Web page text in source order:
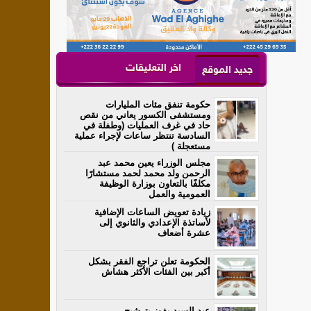
جديد الموقع اخر التعليقات
حكومة تنفق مئات المليارات
ومستشفى الكسور يعاني من نقص
حاد في غرف العمليات (وطفلة في
السادسة تنتظر ساعات لإجراء عملية
مستعجلة )
مجلس الوزراء يعين محمد عبد
الرحمن ولد محمد لحمد مستشارًا
مكلفًا بالتعاون بوزارة الوظيفة
العمومية والعمل
زيادة تعويض الساعات الإضافية
لأساتذة الإعدادي والثانوي إلى
عشرة أضعاف
الحكومة تعلن تراجع الفقر بشكل
أكبر بين الفئات الأكثر هشاش